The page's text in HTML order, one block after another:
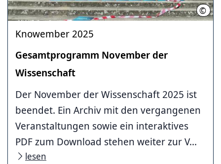
© LHH
Knowember 2025
Gesamtprogramm November der
Wissenschaft
Der November der Wissenschaft 2025 ist
beendet. Ein Archiv mit den vergangenen
Veranstaltungen sowie ein interaktives
PDF zum Download stehen weiter zur V...
lesen